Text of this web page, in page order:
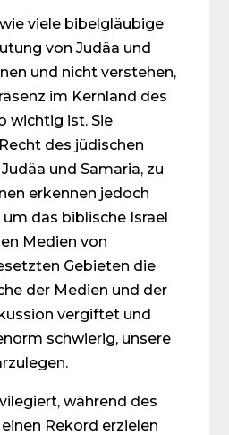
viele bibelgläubige
von Judäa und
und nicht verstehen,
im Kernland des
wichtig ist. Sie
des jüdischen
und Samaria, zu
erkennen jedoch
das biblische Israel
Medien von
Gebieten die
der Medien und der
vergiftet und
schwierig, unsere
während des
Rekord erzielen